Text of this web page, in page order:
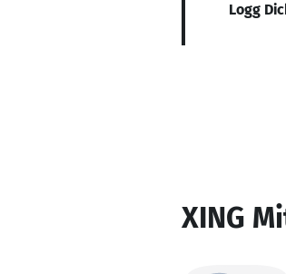
Logg
XING